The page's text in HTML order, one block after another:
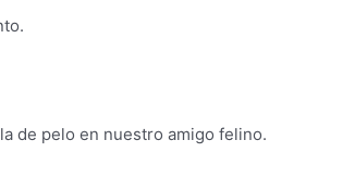
de pelo en nuestro amigo felino.